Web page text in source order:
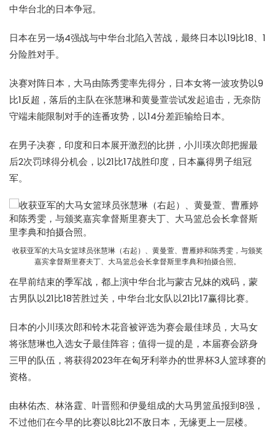
中华台北的日本争冠。
日本在另一场4强战与中华台北陷入苦战，最终日本以19比18、1
分险胜对手。
决赛对阵日本，大马由陈秀雯率先得分，日本女将一波攻势以9
比1反超，落后的主队在张慧琳和黄曼萱尝试发起追击，无奈防
守端未能限制对手的连番攻势，以14分差距输给日本。
在男子决赛，印度和日本展开激烈的比拼，小川瑛次郎把握最
后2次罚球得分机会，以21比17战胜印度，日本赢得男子组冠
军。
收获亚军的大马女篮球员张慧琳（右起）、黄曼萱、曹雁婷和陈秀雯，与颁奖
嘉宾拿督斯里赛夫丁、大马篮总会长拿督斯里李典和拍摄合照。
在早前结束的季军战，都上演中华台北与蒙古兄妹的戏码，蒙
古男队以21比18苦胜过关，中华台北女队以21比17赢得比赛。
日本的小川瑛次郎和铃木花音被评选为赛会最佳球员，大马女
将张慧琳也入选女子最佳阵容；值得一提的是，本届赛会跻身
三甲的队伍，将获得2023年在匈牙利举办的世界杯3人篮球赛的
资格。
由林佑杰、林洛霆、叶晋熙和伊曼组成的大马男篮虽报到8强，
不过他们在今早的比赛以8比21不敌日本，无缘更上一层楼。